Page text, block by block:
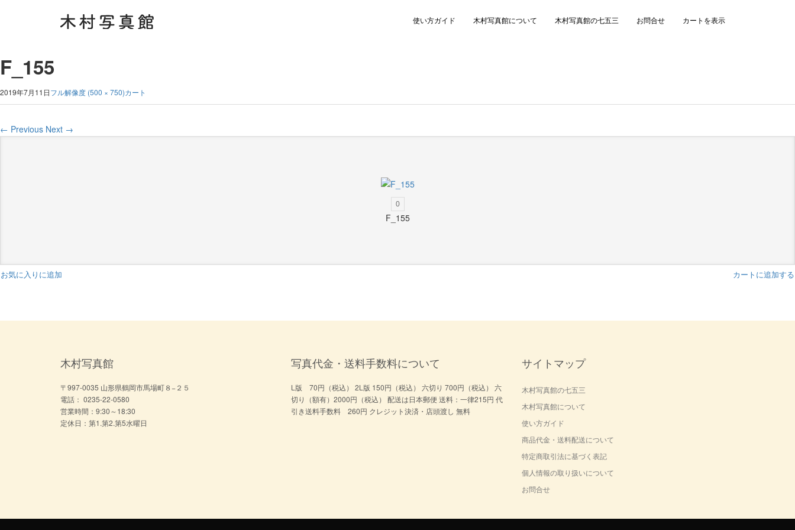
使い方ガイド 木村写真館について 木村写真館の七五三 お問合せ カートを表示
F_155
2019年7月11日フル解像度 (500 × 750)カート
← Previous Next →
0
F_155
お気に入りに追加 カートに追加する
木村写真館
〒997-0035 山形県鶴岡市馬場町８−２５
電話： 0235-22-0580
営業時間：9:30～18:30
定休日：第1.第2.第5水曜日
写真代金・送料手数料について
L版 70円（税込） 2L版 150円（税込） 六切り 700円（税込） 六
切り（額有）2000円（税込） 配送は日本郵便 送料：一律215円 代
引き送料手数料 260円 クレジット決済・店頭渡し 無料
サイトマップ
木村写真館の七五三
木村写真館について
使い方ガイド
商品代金・送料配送について
特定商取引法に基づく表記
個人情報の取り扱いについて
お問合せ